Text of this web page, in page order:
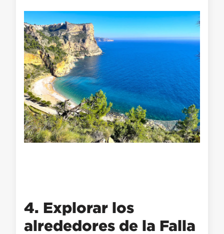
4. Explorar los
alrededores de la Falla